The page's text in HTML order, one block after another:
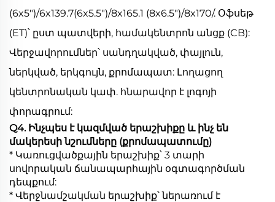
(6x5")/6x139.7(6x5.5")/8x165.1 (8x6.5")/8x170/. Օֆսեթ
(ET)՝ ըստ պատվերի, համակենտրոն անցք (CB):
Վերջավորումներ՝ սանդղակված, փայլուն,
ներկված, երկգույն, քրոմապատ: Լողացող
կենտրոնական կափ. հնարավոր է լոգոյի
փորագրում:
Q4. Ինչպես է կազմված երաշխիքը և ինչ են
մակերեսի նշումները (քրոմապատումը)
* Կառուցվածքային երաշխիք՝ 3 տարի
սովորական ճանապարհային օգտագործման
դեպքում:
* Վերջնամշակման երաշխիք՝ ներառում է